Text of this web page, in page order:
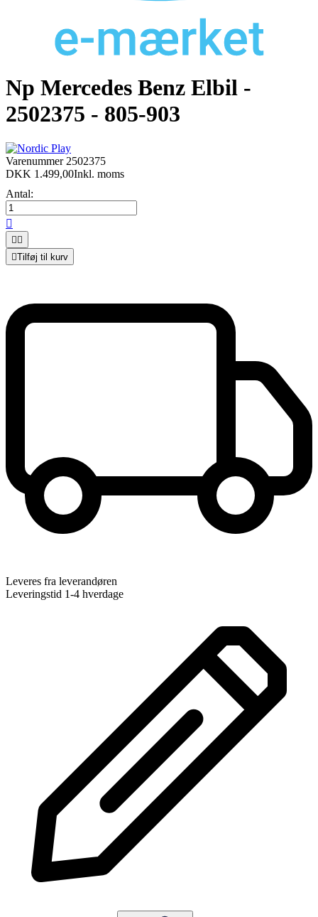
Np Mercedes Benz Elbil -
2502375 - 805-903
Varenummer 2502375
DKK 1.499,00Inkl. moms
Antal:

 
Tilføj til kurv
Leveres fra leverandøren
Leveringstid 1-4 hverdage